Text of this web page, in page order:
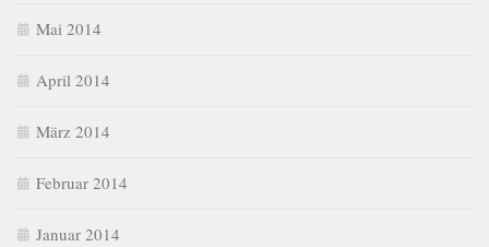
Mai 2014
April 2014
März 2014
Februar 2014
Januar 2014